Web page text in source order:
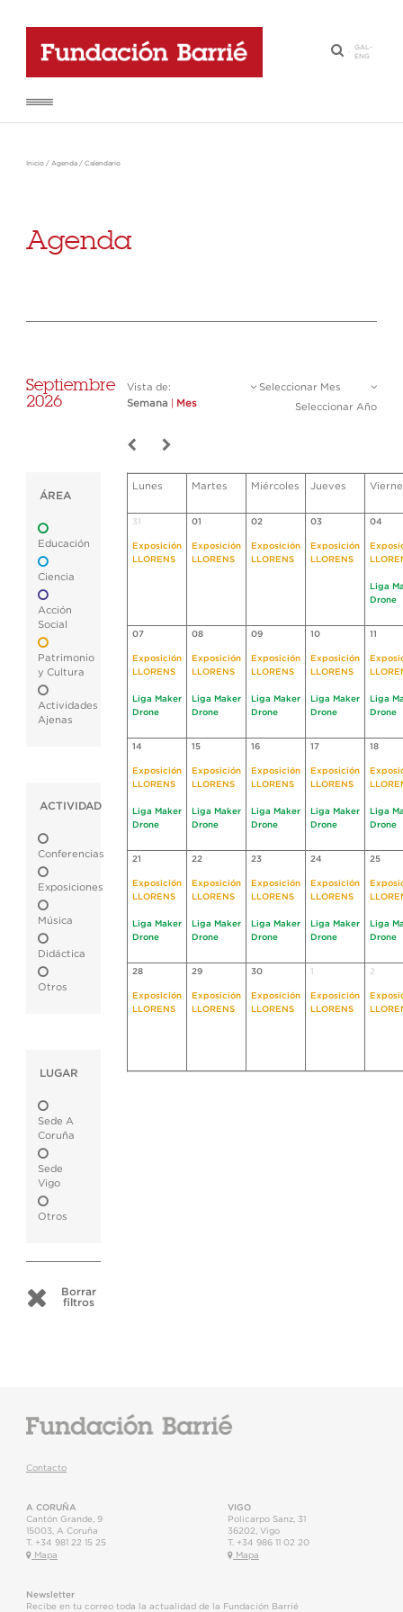
·
GAL-
ENG
Inicio / Agenda / Calendario
Agenda
Septiembre
2026
Vista de:
Semana
Mes
Seleccionar Mes
Seleccionar Año
ÁREA
Educación
Ciencia
Acción
Social
Patrimonio
y Cultura
Actividades
Ajenas
ACTIVIDAD
Conferencias
Exposiciones
Música
Didáctica
Otros
LUGAR
Sede A
Coruña
Sede
Vigo
Otros
Borrar
filtros
Lunes Martes Miércoles Jueves
31
Exposición
LLORENS
01
Exposición
LLORENS
02
Exposición
LLORENS
03
Exposición
LLORENS
04
Liga
Drone
07
Exposición
LLORENS
Liga Maker
Drone
08
Exposición
LLORENS
Liga Maker
Drone
09
Exposición
LLORENS
Liga Maker
Drone
10
Exposición
LLORENS
Liga Maker
Drone
11
Liga
Drone
14
Exposición
LLORENS
Liga Maker
Drone
15
Exposición
LLORENS
Liga Maker
Drone
16
Exposición
LLORENS
Liga Maker
Drone
17
Exposición
LLORENS
Liga Maker
Drone
18
Liga
Drone
21
Exposición
LLORENS
Liga Maker
Drone
22
Exposición
LLORENS
Liga Maker
Drone
23
Exposición
LLORENS
Liga Maker
Drone
24
Exposición
LLORENS
Liga Maker
Drone
25
Liga
Drone
28
Exposición
LLORENS
29
Exposición
LLORENS
30
Exposición
LLORENS
Exposición
LLORENS
2
Contacto
A CORUÑA
Cantón Grande, 9
15003
A Coruña
T. +34 981 22 15 25
Mapa
VIGO
Policarpo Sanz, 31
36202 Vigo
T. +34 986 11 02 20
Mapa
Newsletter
Recibe en tu correo toda la actualidad de la Fundación Barrié